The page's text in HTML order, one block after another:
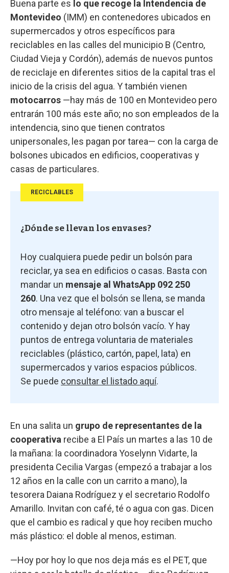
Buena parte es lo que recoge la Intendencia de
Montevideo (IMM) en contenedores ubicados en
supermercados y otros específicos para
reciclables en las calles del municipio B (Centro,
Ciudad Vieja y Cordón), además de nuevos puntos
de reciclaje en diferentes sitios de la capital tras el
inicio de la crisis del agua. Y también vienen
motocarros —hay más de 100 en Montevideo pero
entrarán 100 más este año; no son empleados de la
intendencia, sino que tienen contratos
unipersonales, les pagan por tarea— con la carga de
bolsones ubicados en edificios, cooperativas y
casas de particulares.
RECICLABLES
¿Dónde se llevan los envases?
Hoy cualquiera puede pedir un bolsón para
reciclar, ya sea en edificios o casas. Basta con
mandar un mensaje al WhatsApp 092 250
260. Una vez que el bolsón se llena, se manda
otro mensaje al teléfono: van a buscar el
contenido y dejan otro bolsón vacío. Y hay
puntos de entrega voluntaria de materiales
reciclables (plástico, cartón, papel, lata) en
supermercados y varios espacios públicos.
Se puede consultar el listado aquí.
En una salita un grupo de representantes de la
cooperativa recibe a El País un martes a las 10 de
la mañana: la coordinadora Yoselynn Vidarte, la
presidenta Cecilia Vargas (empezó a trabajar a los
12 años en la calle con un carrito a mano), la
tesorera Daiana Rodríguez y el secretario Rodolfo
Amarillo. Invitan con café, té o agua con gas. Dicen
que el cambio es radical y que hoy reciben mucho
más plástico: el doble al menos, estiman.
—Hoy por hoy lo que nos deja más es el PET, que